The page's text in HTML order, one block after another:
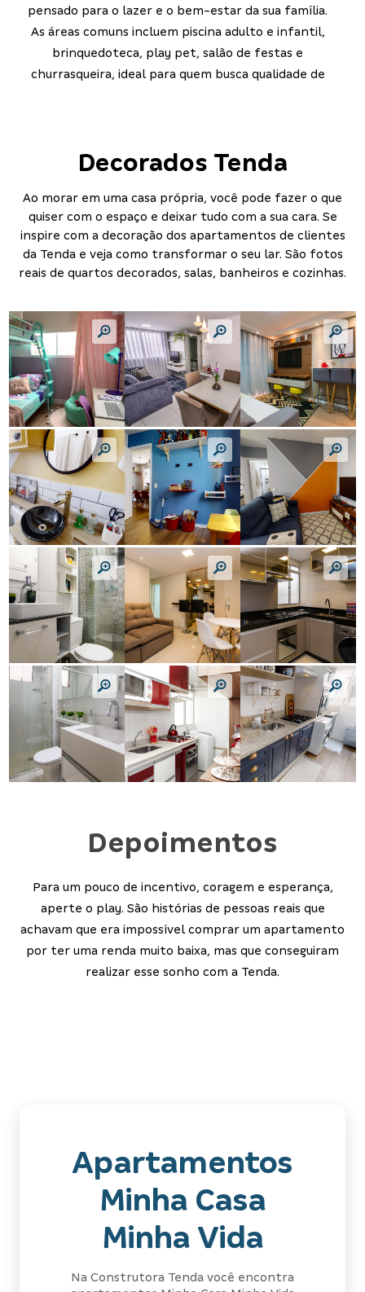
pensado para o lazer e o bem-estar da sua família.
As áreas comuns incluem piscina adulto e infantil,
brinquedoteca, play pet, salão de festas e
churrasqueira, ideal para quem busca qualidade de
com a Construtora Tenda.
Decorados Tenda
Ao morar em uma casa própria, você pode fazer o que
quiser com o espaço e deixar tudo com a sua cara. Se
inspire com a decoração dos apartamentos de clientes
da Tenda e veja como transformar o seu lar. São fotos
reais de quartos decorados, salas, banheiros e cozinhas.
Depoimentos
Para um pouco de incentivo, coragem e esperança,
aperte o play. São histórias de pessoas reais que
achavam que era impossível comprar um apartamento
por ter uma renda muito baixa, mas que conseguiram
realizar esse sonho com a Tenda.
Apartamentos
Minha Casa
Minha Vida
Na Construtora Tenda você encontra